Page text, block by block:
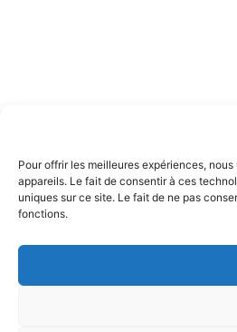
Pour offrir les meilleures expériences,
appareils. Le fait de consentir à ces
uniques sur ce site. Le fait de ne pas
fonctions.